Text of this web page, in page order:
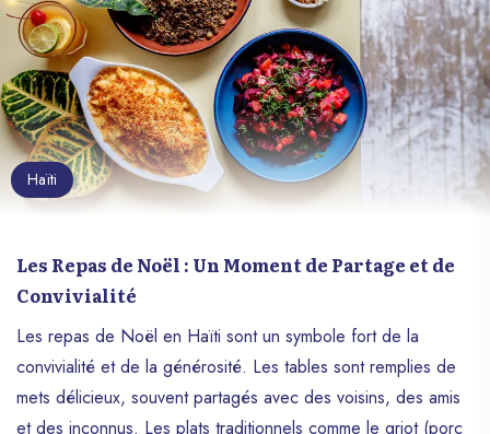
Haïti
Les Repas de Noël : Un Moment de Partage et de
Convivialité
Les repas de Noël en Haïti sont un symbole fort de la
convivialité et de la générosité. Les tables sont remplies de
mets délicieux, souvent partagés avec des voisins, des amis
et des inconnus. Les plats traditionnels comme le griot (porc